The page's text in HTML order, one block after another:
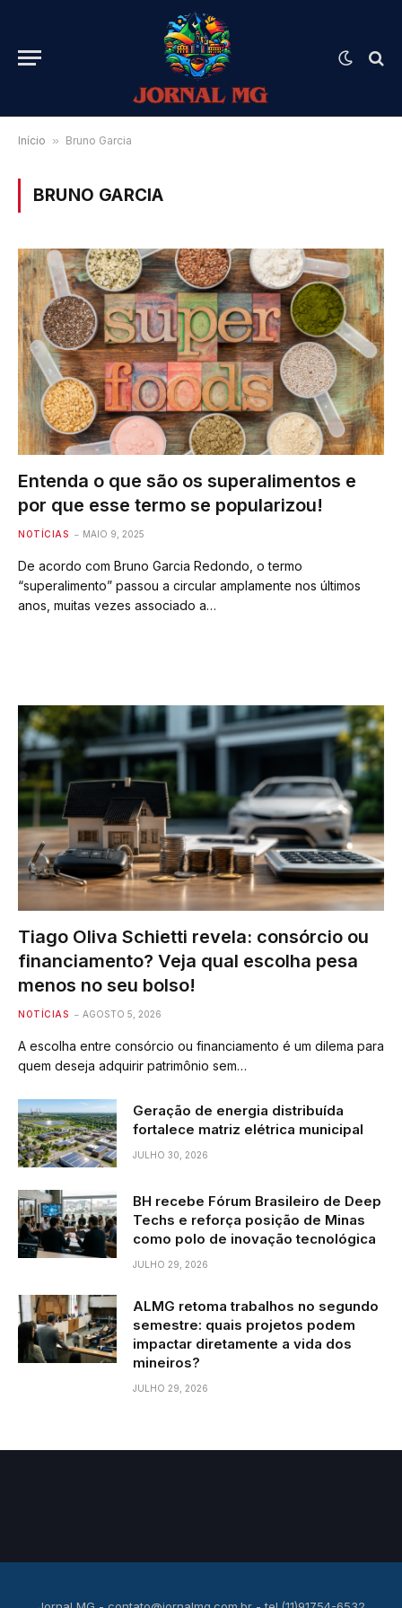
Início » Bruno Garcia
BRUNO GARCIA
Entenda o que são os superalimentos e
por que esse termo se popularizou!
NOTÍCIAS MAIO 9, 2025
De acordo com Bruno Garcia Redondo, o termo
“superalimento” passou a circular amplamente nos últimos
anos, muitas vezes associado a…
Tiago Oliva Schietti revela: consórcio ou
financiamento? Veja qual escolha pesa
menos no seu bolso!
NOTÍCIAS AGOSTO 5, 2026
A escolha entre consórcio ou financiamento é um dilema para
quem deseja adquirir patrimônio sem…
Geração de energia distribuída
fortalece matriz elétrica municipal
JULHO 30, 2026
BH recebe Fórum Brasileiro de Deep
Techs e reforça posição de Minas
como polo de inovação tecnológica
JULHO 29, 2026
ALMG retoma trabalhos no segundo
semestre: quais projetos podem
impactar diretamente a vida dos
mineiros?
JULHO 29, 2026